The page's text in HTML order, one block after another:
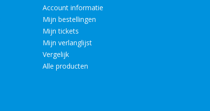
Account informatie
Mijn bestellingen
Mijn tickets
Mijn verlanglijst
Vergelijk
Alle producten